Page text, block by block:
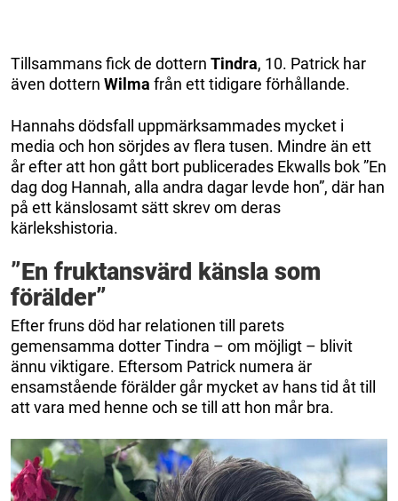
Tillsammans fick de dottern Tindra, 10. Patrick har
även dottern Wilma från ett tidigare förhållande.
Hannahs dödsfall uppmärksammades mycket i
media och hon sörjdes av flera tusen. Mindre än ett
år efter att hon gått bort publicerades Ekwalls bok ”En
dag dog Hannah, alla andra dagar levde hon”, där han
på ett känslosamt sätt skrev om deras
kärlekshistoria.
”En fruktansvärd känsla som
förälder”
Efter fruns död har relationen till parets
gemensamma dotter Tindra – om möjligt – blivit
ännu viktigare. Eftersom Patrick numera är
ensamstående förälder går mycket av hans tid åt till
att vara med henne och se till att hon mår bra.